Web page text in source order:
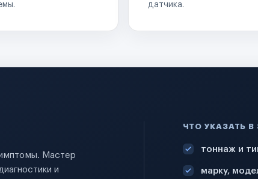
датчика.
Мастер
и
ЧТО УКАЗАТЬ В
тоннаж и
марку,